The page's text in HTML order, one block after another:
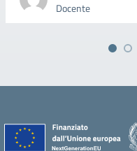
Docente